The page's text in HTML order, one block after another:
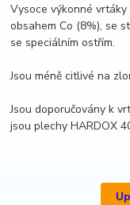
Vysoce výkonné
obsahem Co (8%), se
se speciálním ostřím.
Jsou méně citlivé na
Jsou doporučovány k
jsou plechy HARDOX